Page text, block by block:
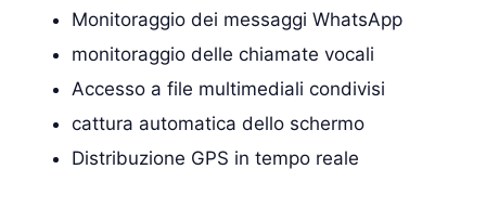
Monitoraggio dei messaggi WhatsApp
monitoraggio delle chiamate vocali
Accesso a file multimediali condivisi
cattura automatica dello schermo
Distribuzione GPS in tempo reale